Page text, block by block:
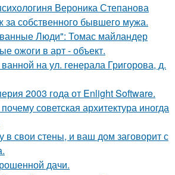
Вероника Степанова
собственного бывшего мужа.
Люди": Томас майландер
ожоги в арт - объект.
на ул. генерала Григорова, д.
2003 года от Enlight Software.
советская архитектура иногда
в свои стены, и ваш дом заговорит с
дачи.